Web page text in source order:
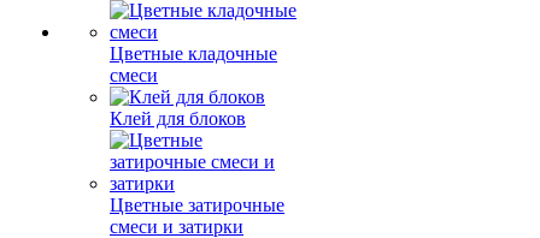
Цветные кладочные
смеси
Клей для блоков
Цветные затирочные
смеси и затирки